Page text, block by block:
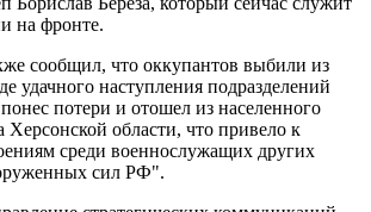
на фронте.
сообщил, что оккупантов выбили из
удачного наступления подразделений
потери и отошел из населенного
Херсонской области, что привело к
среди военнослужащих других
сил РФ".